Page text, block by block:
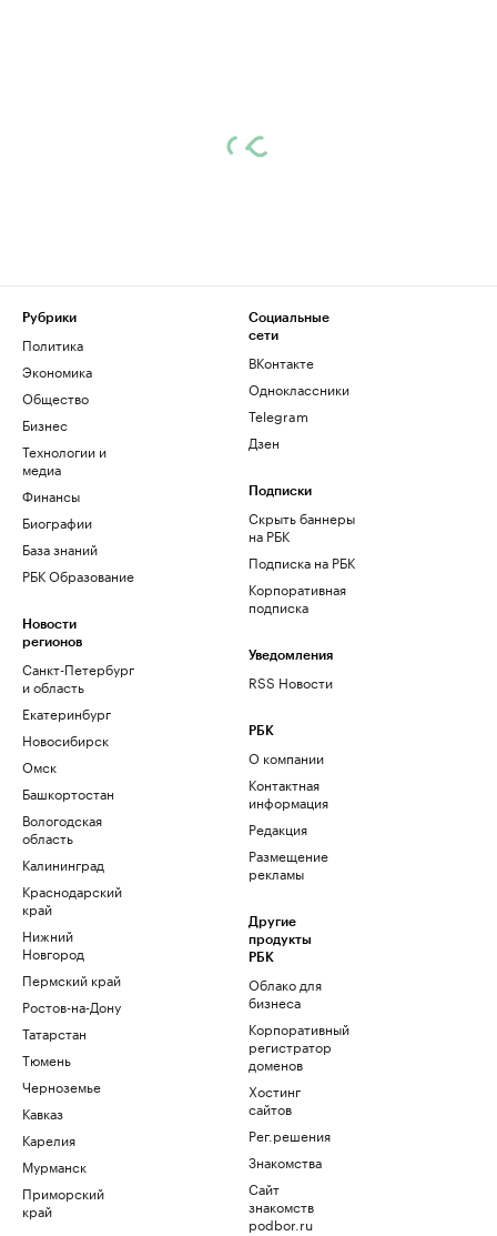
Рубрики
Политика
Экономика
Общество
Бизнес
Технологии и
медиа
Финансы
Биографии
База знаний
РБК Образование
Новости
регионов
Санкт-Петербург
и область
Екатеринбург
Новосибирск
Омск
Башкортостан
Вологодская
область
Калининград
Краснодарский
край
Нижний
Новгород
Пермский край
Ростов-на-Дону
Татарстан
Тюмень
Черноземье
Кавказ
Карелия
Мурманск
Приморский
край
Социальные
сети
ВКонтакте
Одноклассники
Telegram
Дзен
Подписки
Скрыть баннеры
на РБК
Подписка на РБК
Корпоративная
подписка
Уведомления
RSS Новости
РБК
О компании
Контактная
информация
Редакция
Размещение
рекламы
Другие
продукты
РБК
Облако для
бизнеса
Корпоративный
регистратор
доменов
Хостинг
сайтов
Рег.решения
Знакомства
Сайт
знакомств
podbor.ru